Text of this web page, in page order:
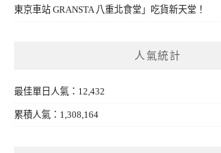
東京車站 GRANSTA 八重北食堂」吃貨新天堂！
人氣統計
最佳單日人氣：12,432
累積人氣：1,308,164